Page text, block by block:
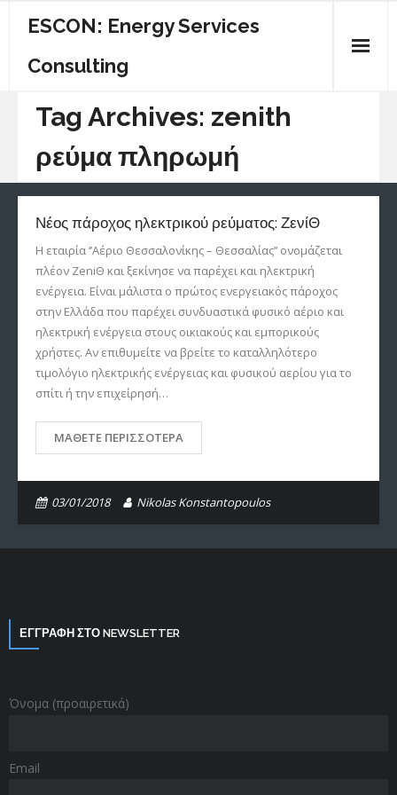
ESCON: Energy Services
Consulting
ΠΟΙΟΙ ΕΙΜΑΣΤΕ
ΚΕΝΤΡΙΚΗ
ΕΝΕΡΓΕΙΑΚΟΣ ΟΔΗΓΟΣ
ΥΠΗΡΕΣΙΕΣ
ΕΠΙΚΟΙΝΩΝΙΑ
Tag Archives: zenith
ρεύμα πληρωμή
Νέος πάροχος ηλεκτρικού ρεύματος: ΖενίΘ
Η εταιρία ‘’Αέριο Θεσσαλονίκης – Θεσσαλίας’’ ονομάζεται
πλέον ZeniΘ και ξεκίνησε να παρέχει και ηλεκτρική
ενέργεια. Είναι μάλιστα ο πρώτος ενεργειακός πάροχος
στην Ελλάδα που παρέχει συνδυαστικά φυσικό αέριο και
ηλεκτρική ενέργεια στους οικιακούς και εμπορικούς
χρήστες. Αν επιθυμείτε να βρείτε το καταλληλότερο
τιμολόγιο ηλεκτρικής ενέργειας και φυσικού αερίου για το
σπίτι ή την επιχείρησή…
ΜΆΘΕΤΕ ΠΕΡΙΣΣΌΤΕΡΑ
03/01/2018 Nikolas Konstantopoulos
ΕΓΓΡΑΦΗ ΣΤΟ NEWSLETTER
Όνομα (προαιρετικά)
Email